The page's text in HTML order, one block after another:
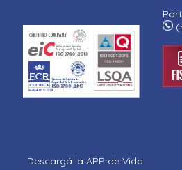
Descargá la APP de Vida